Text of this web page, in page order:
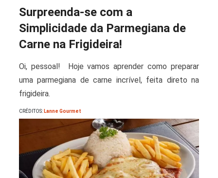
Surpreenda-se com a
Simplicidade da Parmegiana de
Carne na Frigideira!
Oi, pessoal! Hoje vamos aprender como preparar
uma parmegiana de carne incrível, feita direto na
frigideira.
CRÉDITOS: Lanne Gourmet